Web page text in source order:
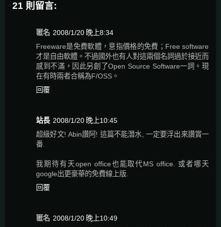
21 則留言:
匿名 2008/1/20 晚上8:34
Freeware是免費軟體，意指價格的免費；Free software
才是自由軟體。不過國外也有人對這兩個名詞過於接近而
感到不滿，因此另創了Open Source Software一詞。現
在有時兩者合稱為F/OSS。
回覆
站長 2008/1/20 晚上10:45
超級好文! Abin讚阿! 這篇不能潛水, 一定要浮出來讚賞一
番.
我期待有天open office也能取代MS office. 或者哪天
google出更豪華的免費線上版.
回覆
匿名 2008/1/20 晚上10:49